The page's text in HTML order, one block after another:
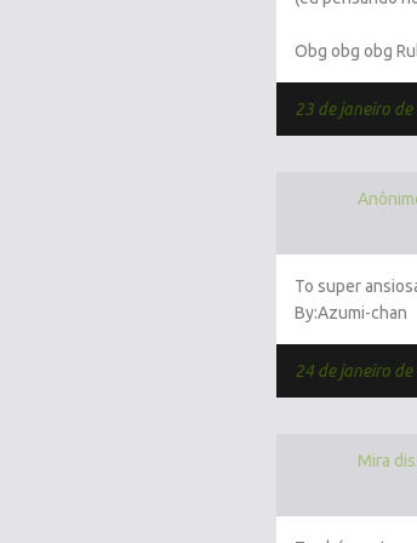
Obg obg obg
23 de janeiro
To super
By:Azumi-chan
24 de janeiro
Mira